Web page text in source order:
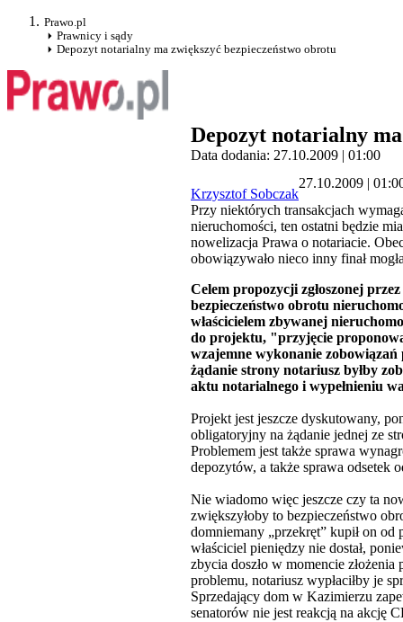
Prawo.pl
Prawnicy i sądy
Depozyt notarialny ma zwiększyć bezpieczeństwo obrotu
Depozyt notarialny
Data dodania: 27.10.2009 | 01:00
Krzysztof Sobczak
27.10.2009 |
Przy niektórych transakcjach
nieruchomości, ten ostatni będzie
nowelizacja Prawa o notariacie.
obowiązywało nieco inny finał
Celem propozycji zgłoszonej
bezpieczeństwo obrotu
właścicielem zbywanej
do projektu, "przyjęcie
wzajemne wykonanie zobowiązań
żądanie strony notariusz byłby
aktu notarialnego i wypełnieniu
Projekt jest jeszcze dyskutowany,
obligatoryjny na żądanie jednej ze
Problemem jest także sprawa
depozytów, a także sprawa odsetek
Nie wiadomo więc jeszcze czy ta
zwiększyłoby to bezpieczeństwo
domniemany „przekręt” kupił on od
właściciel pieniędzy nie dostał,
zbycia doszło w momencie
problemu, notariusz wypłaciłby je
Sprzedający dom w Kazimierzu
senatorów nie jest reakcją na akcję